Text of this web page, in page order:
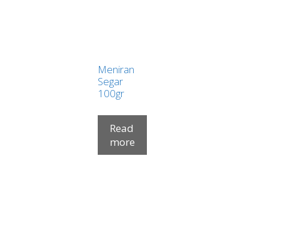
Meniran
Segar
100gr
Read
more